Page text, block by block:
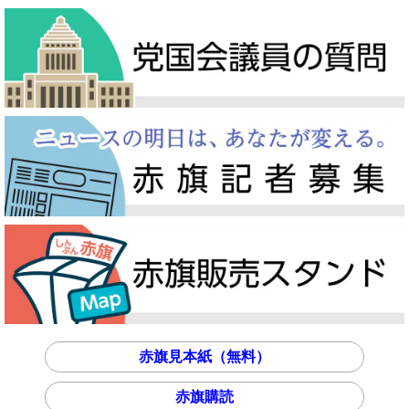
赤旗見本紙（無料）
赤旗購読